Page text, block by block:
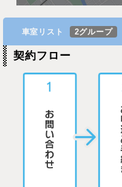
車室リスト 2グループ
契約フロー